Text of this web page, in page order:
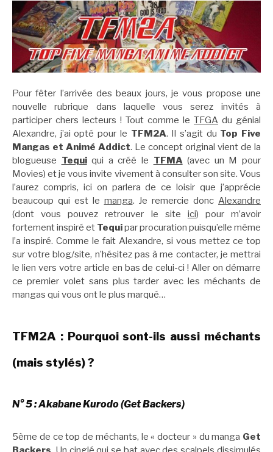
Pour fêter l’arrivée des beaux jours, je vous propose une
nouvelle rubrique dans laquelle vous serez invités à
participer chers lecteurs ! Tout comme le TFGA du génial
Alexandre, j’ai opté pour le TFM2A. Il s’agit du Top Five
Mangas et Animé Addict. Le concept original vient de la
blogueuse Tequiqui a créé le TFMA(avec un M pour
Movies) et je vous invite vivement à consulter son site. Vous
l’aurez compris, ici on parlera de ce loisir que j’apprécie
beaucoup qui est le manga. Je remercie donc Alexandre
(dont vous pouvez retrouver le site ici) pour m’avoir
fortement inspiré et Tequipar procuration puisqu’elle même
l’a inspiré. Comme le fait Alexandre, si vous mettez ce top
sur votre blog/site, n’hésitez pas à me contacter, je mettrai
le lien vers votre article en bas de celui-ci ! Aller on démarre
ce premier volet sans plus tarder avec les méchants de
mangas qui vous ont le plus marqué…
TFM2A : Pourquoi sont-ils aussi méchants
(mais stylés) ?
N° 5 : Akabane Kurodo (Get Backers)
5ème de ce top de méchants, le « docteur » du manga Get